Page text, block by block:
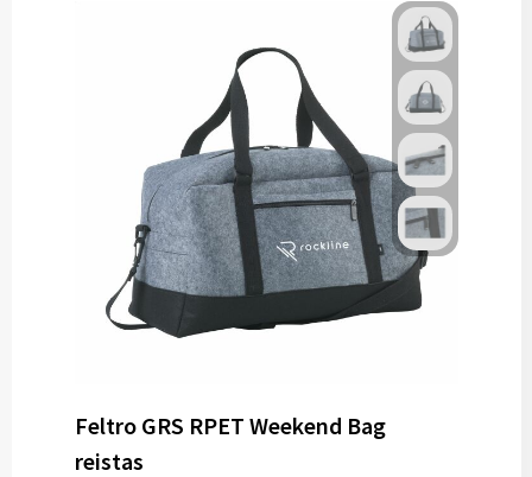
Feltro GRS RPET Weekend Bag
reistas